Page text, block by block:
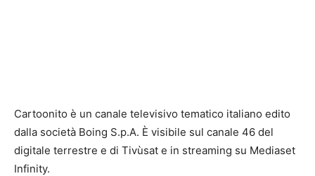
Cartoonito è un canale televisivo tematico italiano edito
dalla società Boing S.p.A. È visibile sul canale 46 del
digitale terrestre e di Tivùsat e in streaming su Mediaset
Infinity.